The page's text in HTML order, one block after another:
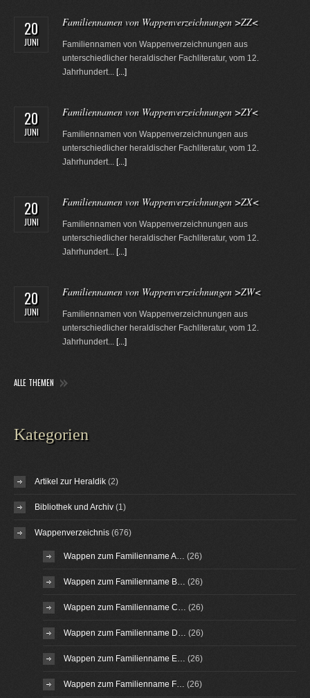
20
JUNI
Familiennamen von Wappenverzeichnungen >ZZ<
Familiennamen von Wappenverzeichnungen aus
unterschiedlicher heraldischer Fachliteratur, vom 12.
Jahrhundert... [...]
20
JUNI
Familiennamen von Wappenverzeichnungen >ZY<
Familiennamen von Wappenverzeichnungen aus
unterschiedlicher heraldischer Fachliteratur, vom 12.
Jahrhundert... [...]
20
JUNI
Familiennamen von Wappenverzeichnungen >ZX<
Familiennamen von Wappenverzeichnungen aus
unterschiedlicher heraldischer Fachliteratur, vom 12.
Jahrhundert... [...]
20
JUNI
Familiennamen von Wappenverzeichnungen >ZW<
Familiennamen von Wappenverzeichnungen aus
unterschiedlicher heraldischer Fachliteratur, vom 12.
Jahrhundert... [...]
ALLE THEMEN
Kategorien
Artikel zur Heraldik (2)
Bibliothek und Archiv (1)
Wappenverzeichnis (676)
Wappen zum Familienname A… (26)
Wappen zum Familienname B… (26)
Wappen zum Familienname C… (26)
Wappen zum Familienname D… (26)
Wappen zum Familienname E… (26)
Wappen zum Familienname F… (26)